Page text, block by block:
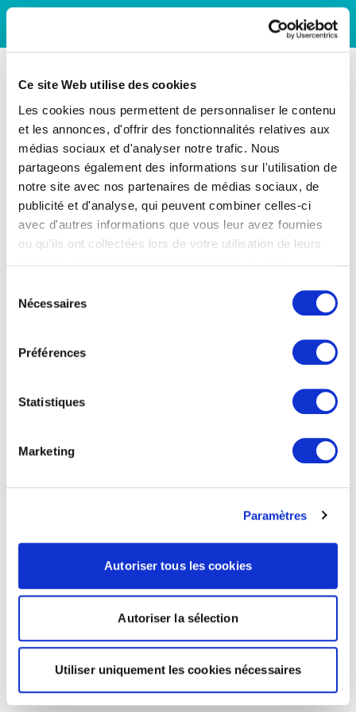
Ce site Web utilise des cookies
Les cookies nous permettent de personnaliser le contenu
et les annonces, d'offrir des fonctionnalités relatives aux
médias sociaux et d'analyser notre trafic. Nous
partageons également des informations sur l'utilisation de
notre site avec nos partenaires de médias sociaux, de
publicité et d'analyse, qui peuvent combiner celles-ci
avec d'autres informations que vous leur avez fournies
ou qu'ils ont collectées lors de votre utilisation de leurs
Nécessaires
Préférences
Statistiques
Marketing
Paramètres
Autoriser tous les cookies
Autoriser la sélection
Utiliser uniquement les cookies nécessaires